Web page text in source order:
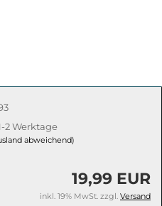
2 Werktage
abweichend)
19,99 EUR
inkl. 19% MwSt. zzgl. Versand